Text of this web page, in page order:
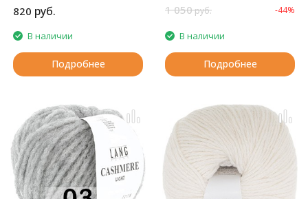
820 руб.
В наличии
Подробнее
1 050руб. -44%
В наличии
Подробнее